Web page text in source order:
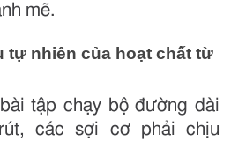
mẽ.
tự nhiên của hoạt chất từ
tập chạy bộ đường dài
các sợi cơ phải chịu